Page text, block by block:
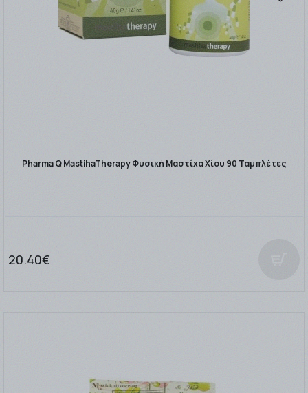
Pharma Q MastihaTherapy Φυσική Μαστίχα Χίου 90 Ταμπλέτες
20.40€